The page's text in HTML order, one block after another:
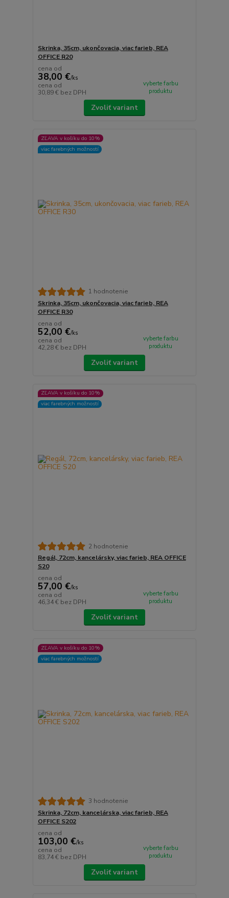
Skrinka, 35cm, ukončovacia, viac farieb, REA
OFFICE R20
cena od
38,00 €/ks
cena od
30,89 € bez DPH
vyberte farbu
produktu
Zvoliť variant
ZĽAVA v košíku do 10%
viac farebných možností
1 hodnotenie
Skrinka, 35cm, ukončovacia, viac farieb, REA
OFFICE R30
cena od
52,00 €/ks
cena od
42,28 € bez DPH
vyberte farbu
produktu
Zvoliť variant
ZĽAVA v košíku do 10%
viac farebných možností
2 hodnotenie
Regál, 72cm, kancelársky, viac farieb, REA OFFICE
S20
cena od
57,00 €/ks
cena od
46,34 € bez DPH
vyberte farbu
produktu
Zvoliť variant
ZĽAVA v košíku do 10%
viac farebných možností
3 hodnotenie
Skrinka, 72cm, kancelárska, viac farieb, REA
OFFICE S202
cena od
103,00 €/ks
cena od
83,74 € bez DPH
vyberte farbu
produktu
Zvoliť variant